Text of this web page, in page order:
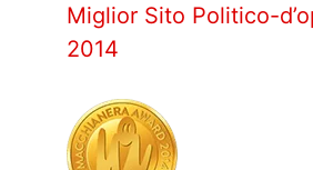
Miglior Sito Politico-
2014